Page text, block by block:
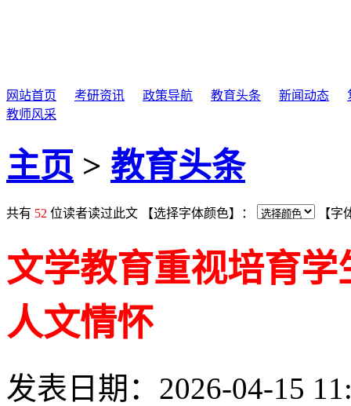
网站首页 考研资讯 政策导航 教育头条 新闻动态
教师风采
主页 > 教育头条
共有 52 位读者读过此文 【选择字体颜色】： 【字
文学教育重视培育
人文情怀
发表日期：2026-04-15